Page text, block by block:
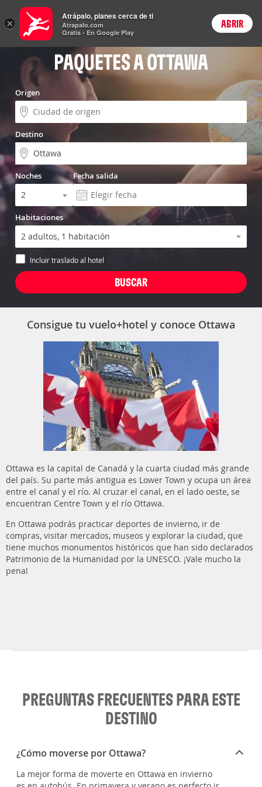
Vuelo+Hotel Login
PAQUETES A OTTAWA
Origen
Destino
Noches Fecha salida
Habitaciones
Incluir traslado al hotel
Consigue tu vuelo+hotel y conoce Ottawa
Ottawa es la capital de Canadá y la cuarta ciudad más grande
del país. Su parte más antigua es Lower Town y ocupa un área
entre el canal y el río. Al cruzar el canal, en el lado oeste, se
encuentran Centre Town y el río Ottawa.
En Ottawa podrás practicar deportes de invierno, ir de
compras, visitar mercados, museos y explorar la ciudad, que
tiene muchos monumentos históricos que han sido declarados
Patrimonio de la Humanidad por la UNESCO. ¡Vale mucho la
pena!
PREGUNTAS FRECUENTES PARA ESTE
DESTINO
¿Cómo moverse por Ottawa?
La mejor forma de moverte en Ottawa en invierno
×
Atrápalo, planes cerca de ti
Atrapalo.com
Gratis - En Google Play
ABRIR